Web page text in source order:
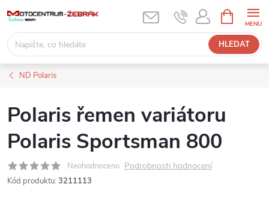
obsah
HLEDAT
NÁKUPNÍ
KOŠÍK
ND Polaris
Polaris řemen variátoru
Polaris Sportsman 800
Neohodnoceno Podrobnosti hodnocení
Kód produktu: 3211113